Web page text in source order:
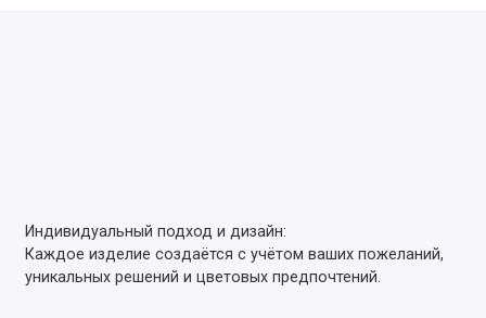
Индивидуальный подход и дизайн:
Каждое изделие создаётся с учётом ваших пожеланий,
уникальных решений и цветовых предпочтений.